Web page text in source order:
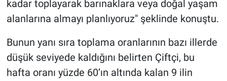
kadar toplayarak barınaklara veya doğal yaşam
alanlarına almayı planlıyoruz" şeklinde konuştu.
Bunun yanı sıra toplama oranlarının bazı illerde
düşük seviyede kaldığını belirten Çiftçi, bu
hafta oranı yüzde 60’ın altında kalan 9 ilin